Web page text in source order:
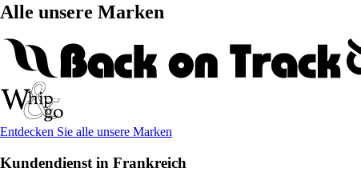
Alle unsere Marken
Entdecken Sie alle unsere Marken
Kundendienst in Frankreich